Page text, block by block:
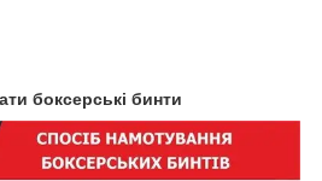
боксерські бинти